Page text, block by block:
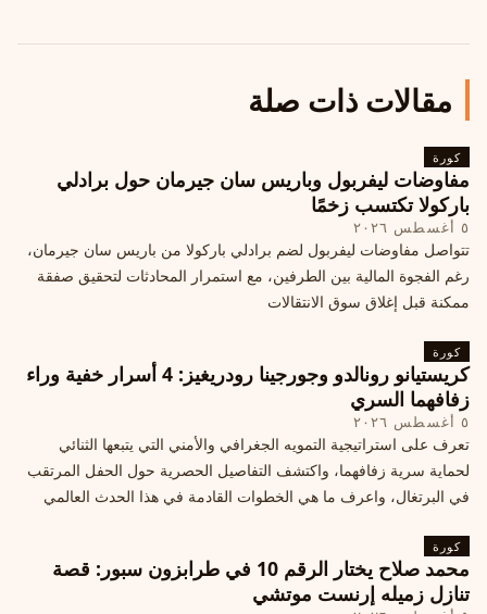
مقالات ذات صلة
كورة
مفاوضات ليفربول وباريس سان جيرمان حول برادلي
باركولا تكتسب زخمًا
٥ أغسطس ٢٠٢٦
تتواصل مفاوضات ليفربول لضم برادلي باركولا من باريس سان جيرمان،
رغم الفجوة المالية بين الطرفين، مع استمرار المحادثات لتحقيق صفقة
ممكنة قبل إغلاق سوق الانتقالات
كورة
كريستيانو رونالدو وجورجينا رودريغيز: 4 أسرار خفية وراء
زفافهما السري
٥ أغسطس ٢٠٢٦
تعرف على استراتيجية التمويه الجغرافي والأمني التي يتبعها الثنائي
لحماية سرية زفافهما، واكتشف التفاصيل الحصرية حول الحفل المرتقب
في البرتغال، واعرف ما هي الخطوات القادمة في هذا الحدث العالمي
كورة
محمد صلاح يختار الرقم 10 في طرابزون سبور: قصة
تنازل زميله إرنست موتشي